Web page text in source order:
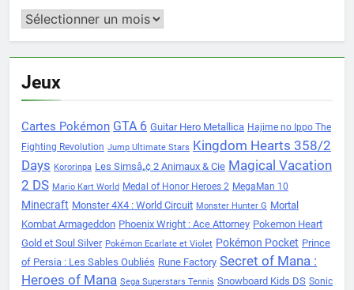
Archives
Jeux
Cartes Pokémon GTA 6 Guitar Hero Metallica Hajime no Ippo The
Fighting Revolution Jump Ultimate Stars Kingdom Hearts 358/2
Days Kororinpa Les Simsâ„¢ 2 Animaux & Cie Magical Vacation
2 DS Mario Kart World Medal of Honor Heroes 2 MegaMan 10
Minecraft Monster 4X4 : World Circuit Monster Hunter G Mortal
Kombat Armageddon Phoenix Wright : Ace Attorney Pokemon Heart
Gold et Soul Silver Pokémon Ecarlate et Violet Pokémon Pocket Prince
of Persia : Les Sables Oubliés Rune Factory Secret of Mana :
Heroes of Mana Sega Superstars Tennis Snowboard Kids DS Sonic